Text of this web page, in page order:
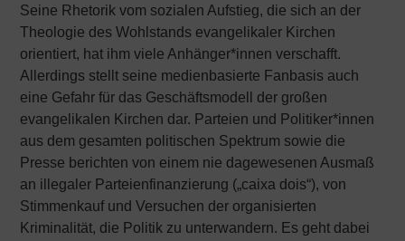
Seine Rhetorik vom sozialen Aufstieg, die sich an der
Theologie des Wohlstands evangelikaler Kirchen
orientiert, hat ihm viele Anhänger*innen verschafft.
Allerdings stellt seine medienbasierte Fanbasis auch
eine Gefahr für das Geschäftsmodell der großen
evangelikalen Kirchen dar. Parteien und Politiker*innen
aus dem gesamten politischen Spektrum sowie die
Presse berichten von einem nie dagewesenen Ausmaß
an illegaler Parteienfinanzierung („caixa dois“), von
Stimmenkauf und Versuchen der organisierten
Kriminalität, die Politik zu unterwandern. Es geht dabei